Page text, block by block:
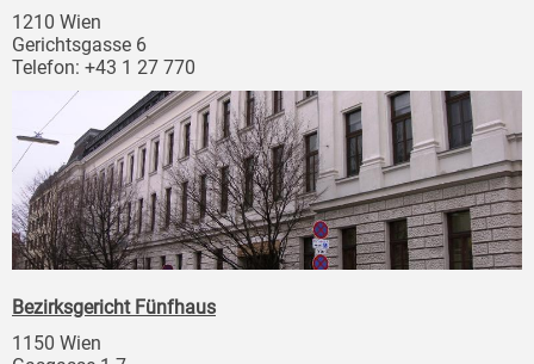
1210 Wien
Gerichtsgasse 6
Telefon: +43 1 27 770
Bezirksgericht Fünfhaus
1150 Wien